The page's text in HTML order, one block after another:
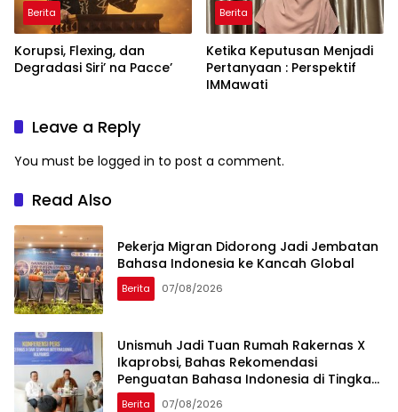
Berita
Korupsi, Flexing, dan
Degradasi Siri’ na Pacce’
Berita
Ketika Keputusan Menjadi
Pertanyaan : Perspektif
IMMawati
Leave a Reply
You must be logged in to post a comment.
Read Also
Pekerja Migran Didorong Jadi Jembatan
Bahasa Indonesia ke Kancah Global
Berita 07/08/2026
Unismuh Jadi Tuan Rumah Rakernas X
Ikaprobsi, Bahas Rekomendasi
Penguatan Bahasa Indonesia di Tingkat
Global
Berita 07/08/2026